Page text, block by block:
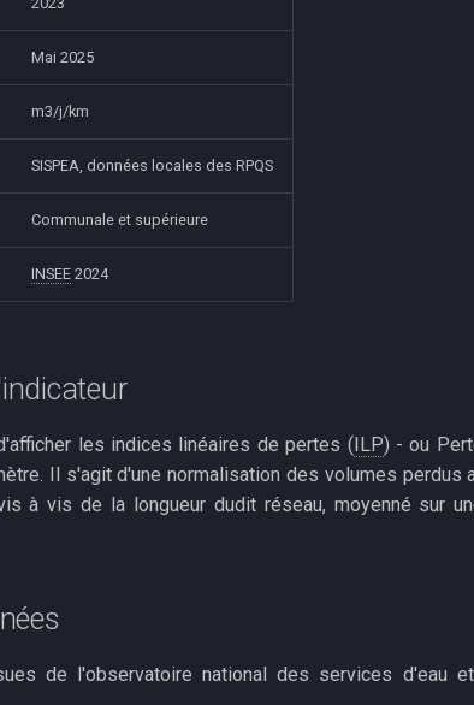
Mai 2025
m3/j/km
SISPEA, données locales des RPQS
Communale et supérieure
INSEE 2024
les indices linéaires de pertes (ILP) - ou
Il s'agit d'une normalisation des volumes perdus
à vis de la longueur dudit réseau, moyenné sur
de l'observatoire national des services d'eau